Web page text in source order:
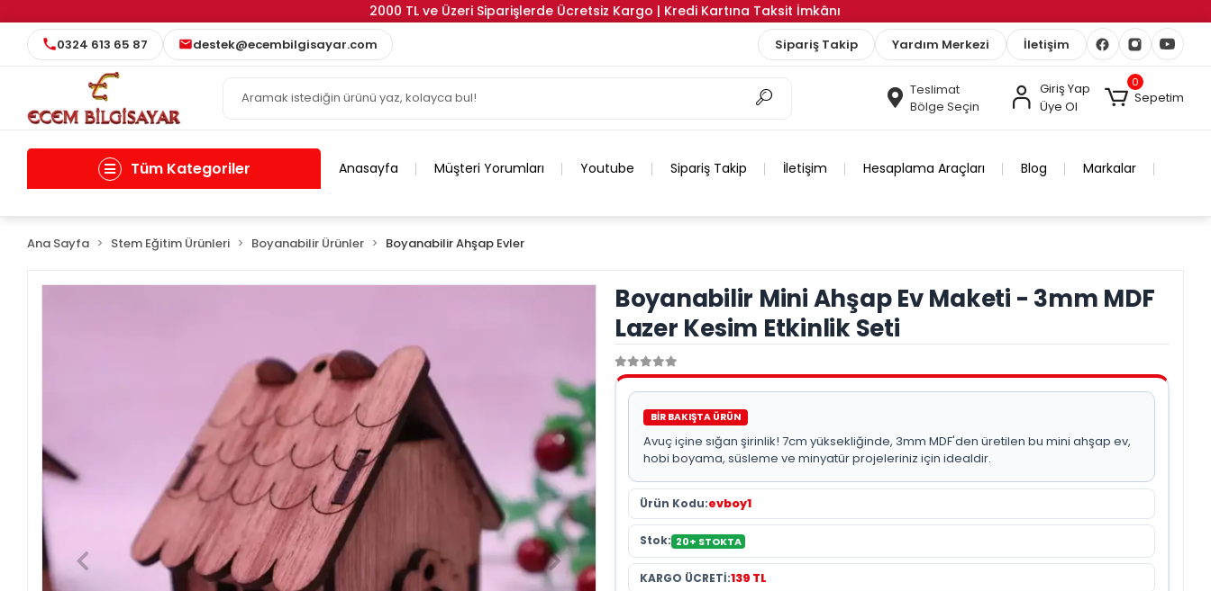
2000 TL ve Üzeri Siparişlerde Ücretsiz Kargo | Kredi Kartına Taksit İmkânı
0324 613 65 87 destek@ecembilgisayar.com Sipariş Takip Yardım Merkezi İletişim
Teslimat
Bölge Seçin
Giriş Yap
Üye Ol
0
Sepetim
Tüm Kategoriler Anasayfa Müşteri Yorumları Youtube Sipariş Takip İletişim Hesaplama Araçları Blog Markalar
Ana Sayfa Stem Eğitim Ürünleri Boyanabilir Ürünler Boyanabilir Ahşap Evler
Boyanabilir Mini Ahşap Ev Maketi - 3mm MDF
Lazer Kesim Etkinlik Seti
BİR BAKIŞTA ÜRÜN
Avuç içine sığan şirinlik! 7cm yüksekliğinde, 3mm MDF'den üretilen bu mini ahşap ev,
hobi boyama, süsleme ve minyatür projeleriniz için idealdir.
Ürün Kodu:evboy1
Stok: 20+ STOKTA
KARGO ÜCRETİ:139 TL